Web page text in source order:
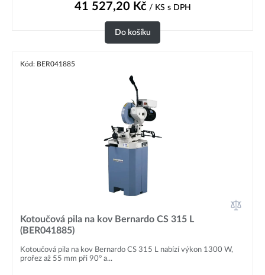
41 527,20 Kč/ KS s DPH
Do košíku
Kód: BER041885
Kotoučová pila na kov Bernardo CS 315 L
(BER041885)
Kotoučová pila na kov Bernardo CS 315 L nabízí výkon 1300 W,
prořez až 55 mm při 90° a...